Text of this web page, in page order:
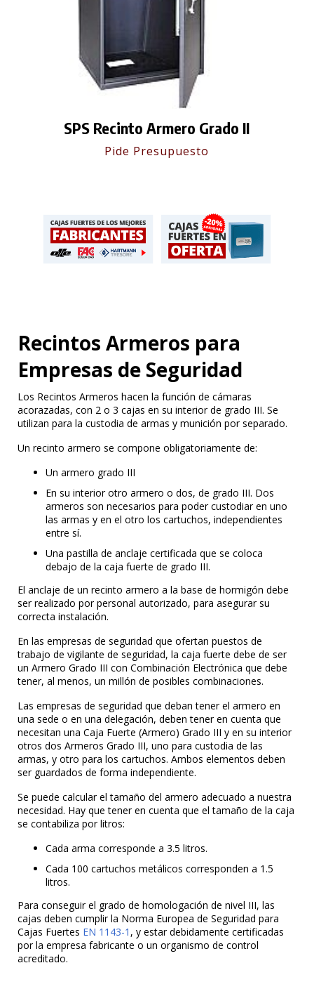
SPS Recinto Armero Grado II
Pide Presupuesto
Recintos Armeros para
Empresas de Seguridad
Los Recintos Armeros hacen la función de cámaras
acorazadas, con 2 o 3 cajas en su interior de grado III. Se
utilizan para la custodia de armas y munición por separado.
Un recinto armero se compone obligatoriamente de:
Un armero grado III
En su interior otro armero o dos, de grado III. Dos
armeros son necesarios para poder custodiar en uno
las armas y en el otro los cartuchos, independientes
entre sí.
Una pastilla de anclaje certificada que se coloca
debajo de la caja fuerte de grado III.
El anclaje de un recinto armero a la base de hormigón debe
ser realizado por personal autorizado, para asegurar su
correcta instalación.
En las empresas de seguridad que ofertan puestos de
trabajo de vigilante de seguridad, la caja fuerte debe de ser
un Armero Grado III con Combinación Electrónica que debe
tener, al menos, un millón de posibles combinaciones.
Las empresas de seguridad que deban tener el armero en
una sede o en una delegación, deben tener en cuenta que
necesitan una Caja Fuerte (Armero) Grado III y en su interior
otros dos Armeros Grado III, uno para custodia de las
armas, y otro para los cartuchos. Ambos elementos deben
ser guardados de forma independiente.
Se puede calcular el tamaño del armero adecuado a nuestra
necesidad. Hay que tener en cuenta que el tamaño de la caja
se contabiliza por litros:
Cada arma corresponde a 3.5 litros.
Cada 100 cartuchos metálicos corresponden a 1.5
litros.
Para conseguir el grado de homologación de nivel III, las
cajas deben cumplir la Norma Europea de Seguridad para
Cajas Fuertes EN 1143-1 , y estar debidamente certificadas
por la empresa fabricante o un organismo de control
acreditado.